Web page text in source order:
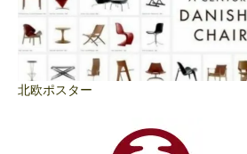
北欧ポスター